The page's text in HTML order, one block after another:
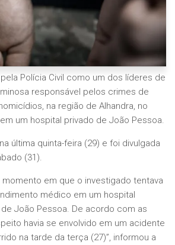
Polícia Civil como um dos líderes de
responsável pelos crimes de
na região de Alhandra, no
um hospital privado de João Pessoa.
última quinta-feira (29) e foi divulgada
(31).
momento em que o investigado tentava
médico em um hospital
João Pessoa. De acordo com as
havia se envolvido em um acidente
na tarde da terça (27)”, informou a